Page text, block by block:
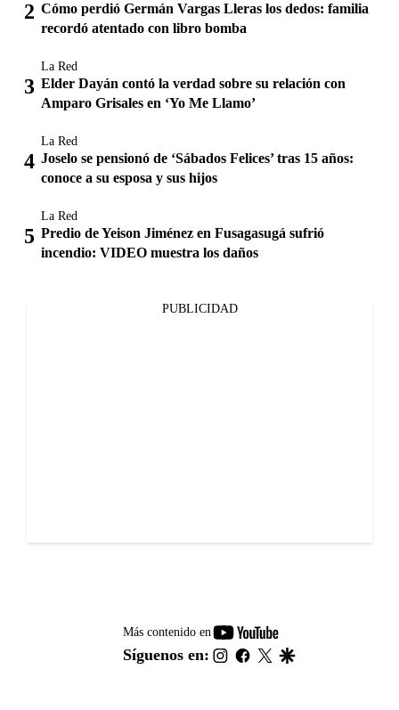
Cómo perdió Germán Vargas Lleras los dedos: familia
recordó atentado con libro bomba
La Red
Elder Dayán contó la verdad sobre su relación con
Amparo Grisales en ‘Yo Me Llamo’
La Red
Joselo se pensionó de ‘Sábados Felices’ tras 15 años:
conoce a su esposa y sus hijos
La Red
Predio de Yeison Jiménez en Fusagasugá sufrió
incendio: VIDEO muestra los daños
PUBLICIDAD
Más contenido en
youtube-
footer
Síguenos en: instagram
facebook
twitter